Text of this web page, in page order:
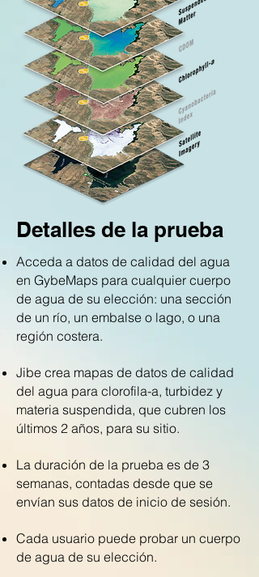
Detalles de la prueba
Acceda a datos de calidad del agua
en GybeMaps para cualquier cuerpo
de agua de su elección: una sección
de un río, un embalse o lago, o una
región costera.
Jibe crea mapas de datos de calidad
del agua para clorofila-a, turbidez y
materia suspendida, que cubren los
últimos 2 años, para su sitio.
La duración de la prueba es de 3
semanas, contadas desde que se
envían sus datos de inicio de sesión.
Cada usuario puede probar un cuerpo
de agua de su elección.